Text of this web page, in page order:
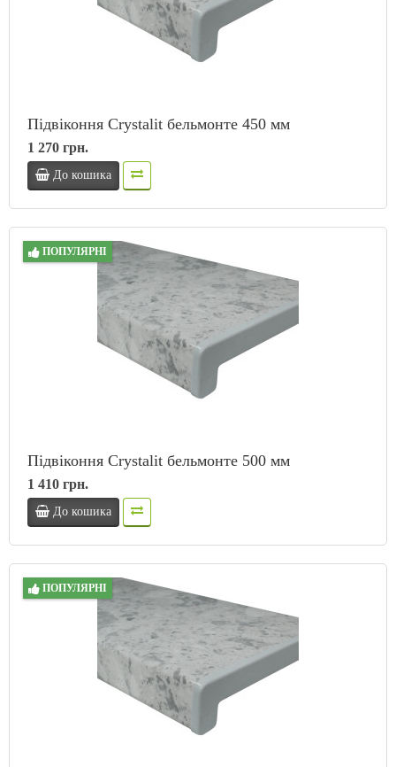
Підвіконня Crystalit бельмонте 450 мм
1 270 грн.
До кошика
ПОПУЛЯРНІ
Підвіконня Crystalit бельмонте 500 мм
1 410 грн.
До кошика
ПОПУЛЯРНІ